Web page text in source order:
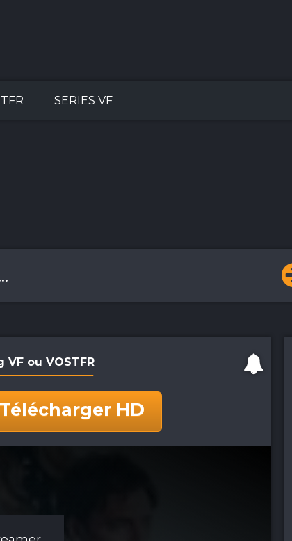
SERIES VF
ou VOSTFR
Télécharger HD